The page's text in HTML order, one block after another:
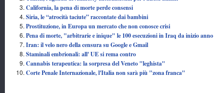
California, la pena di morte perde consensi
Siria, le “atrocità taciute” raccontate dai bambini
Prostituzione, in Europa un mercato che non conosce crisi
Pena di morte, "arbitrarie e inique" le 100 esecuzioni in Iraq da inizio anno
Iran: il velo nero della censura su Google e Gmail
Staminali embrionali: all' UE si rema contro
Cannabis terapeutica: la sorpresa del Veneto "leghista"
Corte Penale Internazionale, l'Italia non sarà più "zona franca"